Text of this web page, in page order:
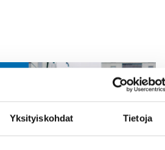
Yksityiskohdat Tietoja